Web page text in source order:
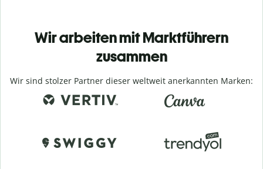
Wir arbeiten mit Marktführern
zusammen
Wir sind stolzer Partner dieser weltweit anerkannten Marken: